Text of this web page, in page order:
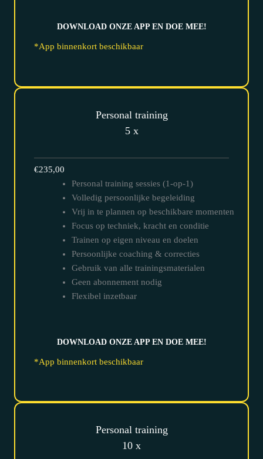
DOWNLOAD ONZE APP EN DOE MEE!
*App binnenkort beschikbaar
Personal training
5 x
€235,00
Personal training sessies (1-op-1)
Volledig persoonlijke begeleiding
Vrij in te plannen op beschikbare momenten
Focus op techniek, kracht en conditie
Trainen op eigen niveau en doelen
Persoonlijke coaching & correcties
Gebruik van alle trainingsmaterialen
Geen abonnement nodig
Flexibel inzetbaar
DOWNLOAD ONZE APP EN DOE MEE!
*App binnenkort beschikbaar
Personal training
10 x